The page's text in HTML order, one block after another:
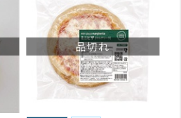
品切れ